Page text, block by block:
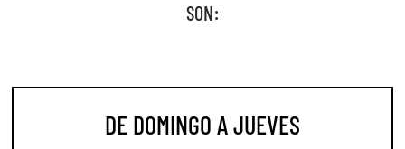
SON:
DE DOMINGO A JUEVES